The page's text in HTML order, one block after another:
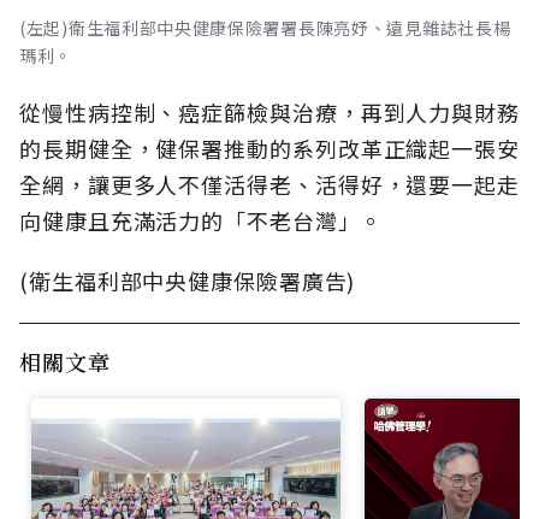
(左起)衛生福利部中央健康保險署署長陳亮妤、遠見雜誌社長楊
瑪利。
從慢性病控制、癌症篩檢與治療，再到人力與財務
的長期健全，健保署推動的系列改革正織起一張安
全網，讓更多人不僅活得老、活得好，還要一起走
向健康且充滿活力的「不老台灣」。
(衛生福利部中央健康保險署廣告)
相關文章